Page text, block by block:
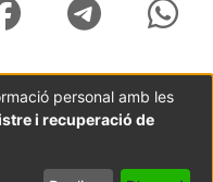
personal amb les
i recuperació de